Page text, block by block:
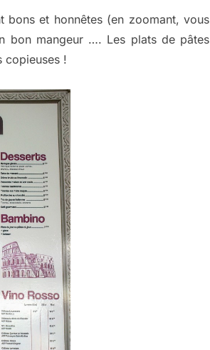
bons et honnêtes (en zoomant, vous
bon mangeur …. Les plats de pâtes
copieuses !